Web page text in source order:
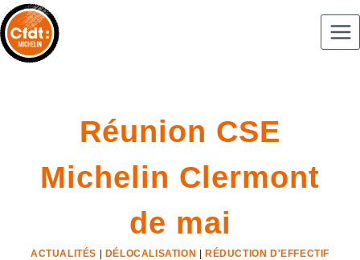
Réunion CSE
Michelin Clermont
de mai
ACTUALITÉS DÉLOCALISATION RÉDUCTION D'EFFECTIF